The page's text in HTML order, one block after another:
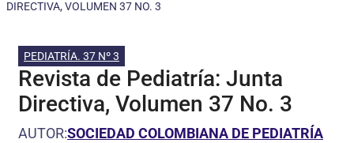
DIRECTIVA, VOLUMEN 37 NO. 3
PEDIATRÍA. 37 Nº 3
Revista de Pediatría: Junta
Directiva, Volumen 37 No. 3
AUTOR:SOCIEDAD COLOMBIANA DE PEDIATRÍA